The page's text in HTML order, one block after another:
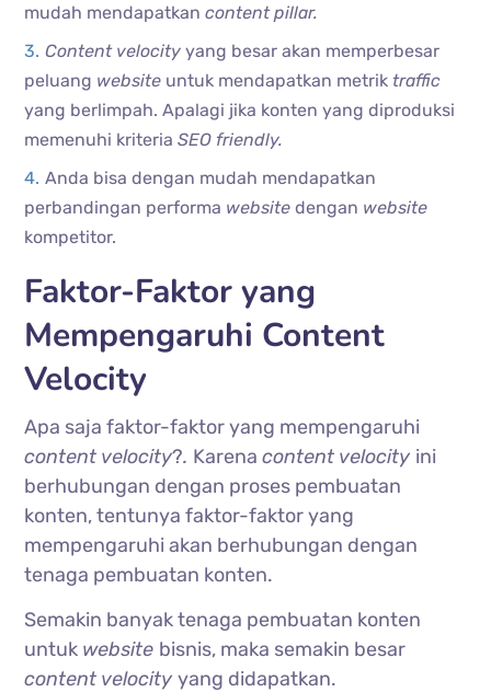
mudah mendapatkancontent pillar.
Content velocityyang besar akan memperbesar
peluang website untuk mendapatkan metrik traffic
yang berlimpah. Apalagi jika konten yang diproduksi
memenuhi kriteriaSEO friendly.
Anda bisa dengan mudah mendapatkan
perbandingan performa websitedengan website
kompetitor.
Faktor-Faktor yang
Mempengaruhi Content
Velocity
Apa saja faktor-faktor yang mempengaruhi
content velocity?. Karenacontent velocity ini
berhubungan dengan proses pembuatan
konten, tentunya faktor-faktor yang
mempengaruhi akan berhubungan dengan
tenaga pembuatan konten.
Semakin banyak tenaga pembuatan konten
untuk website bisnis, maka semakin besar
content velocityyang didapatkan.